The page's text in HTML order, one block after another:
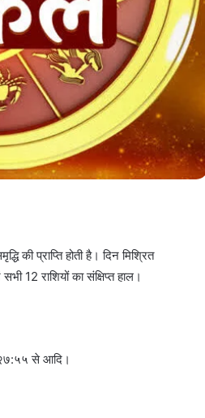
प्राप्ति होती है। दिन मिश्रित
12 राशियों का संक्षिप्त हाल।
२७:५५ से आदि।